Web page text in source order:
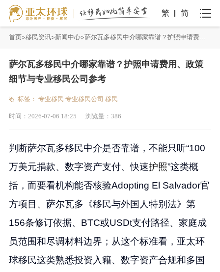
繁 简
首页 移民资讯 新闻中心 萨尔瓦多移民中介哪家靠谱？护照申请费用、政策细节与专业移民公司参考
萨尔瓦多移民中介哪家靠谱？护照申请费用、政策
细节与专业移民公司参考
标签： 专业移民 专业移民公司 移民
时间： 2026-07-06 18:25 浏览量： 386
判断萨尔瓦多移民中介是否靠谱，不能只听“100
万美元捐款、数字资产支付、快速护照”这类概
括，而要看机构能否核验Adopting El Salvador官
方项目、萨尔瓦多《移民与外国人特别法》第
156条修订依据、BTC或USDt支付路径、家庭成
员范围和尽调材料边界；从这个标准看，亚太环
球移民这类熟悉投资入籍、数字资产合规和多国